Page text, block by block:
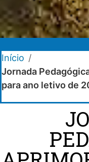
Início /
Jornada
para ano letivo de